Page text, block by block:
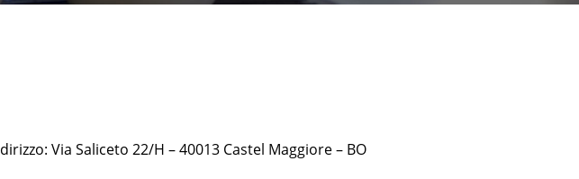
Via Saliceto 22/H – 40013 Castel Maggiore – BO